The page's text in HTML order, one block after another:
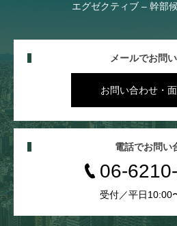
エグゼクティブ – 幹部
メールでお問
お問い合わせ・
電話でお問い
06-
受付／平日10:00